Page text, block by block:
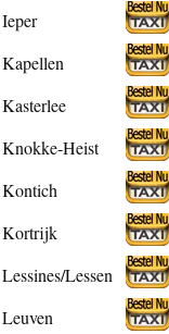
Ieper
Kapellen
Kasterlee
Knokke-Heist
Kontich
Kortrijk
Lessines/Lessen
Leuven